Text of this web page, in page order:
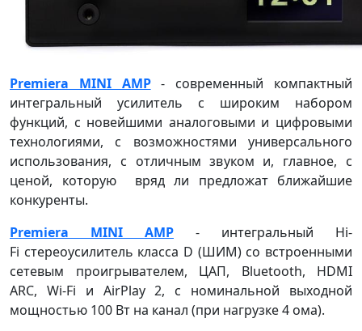
Premiera MINI AMP- современный компактный
интегральный усилитель с широким набором
функций, с новейшими аналоговыми и цифровыми
технологиями, с возможностями универсального
использования, с отличным звуком и, главное, с
ценой, которую вряд ли предложат ближайшие
конкуренты.
Premiera MINI AMP - интегральный Hi-
Fi стереоусилитель класса D (ШИМ) со встроенными
сетевым проигрывателем, ЦАП, Bluetooth, HDMI
ARC, Wi-Fi и AirPlay 2, с номинальной выходной
мощностью 100 Вт на канал (при нагрузке 4 ома).